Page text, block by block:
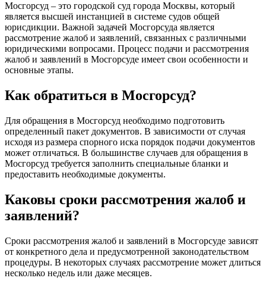
Мосгорсуд – это городской суд города Москвы, который
является высшей инстанцией в системе судов общей
юрисдикции. Важной задачей Мосгорсуда является
рассмотрение жалоб и заявлений, связанных с различными
юридическими вопросами. Процесс подачи и рассмотрения
жалоб и заявлений в Мосгорсуде имеет свои особенности и
основные этапы.
Как обратиться в Мосгорсуд?
Для обращения в Мосгорсуд необходимо подготовить
определенный пакет документов. В зависимости от случая
исходя из размера спорного иска порядок подачи документов
может отличаться. В большинстве случаев для обращения в
Мосгорсуд требуется заполнить специальные бланки и
предоставить необходимые документы.
Каковы сроки рассмотрения жалоб и
заявлений?
Сроки рассмотрения жалоб и заявлений в Мосгорсуде зависят
от конкретного дела и предусмотренной законодательством
процедуры. В некоторых случаях рассмотрение может длиться
несколько недель или даже месяцев.